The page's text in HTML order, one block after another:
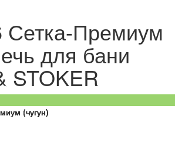
Сетка-Премиум
для бани
STOKER